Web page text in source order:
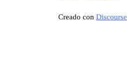
Creado con Discourse